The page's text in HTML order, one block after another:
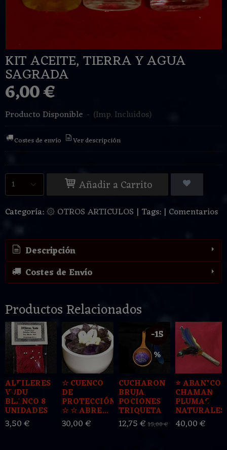
KIT ACEITE, TIERRA Y AGUA
SAGRADA
6,00 €
Producto Disponible - (Imp. Incluidos)
Costes de envío Ver descripción
Añadir a Carrito
Categoría:۞ OTROS ARTICULOS | Tags: | Comentarios
Descripción
Costes de Envío
Productos Relacionados
ALFILERES
VUDU
BLANCO 8
UNIDADES
3,50 €
☆ CUENCO
DE
PROTECCIÓN
☆ ☆ ABRE...
30,00 €
-15
%
CUCHARON
BRUJA
POCIONES
TRIQUETA
12,75 € 15,00 €
⭐️ ABANICO
CHAMAN
PLUMAS
40,00 €